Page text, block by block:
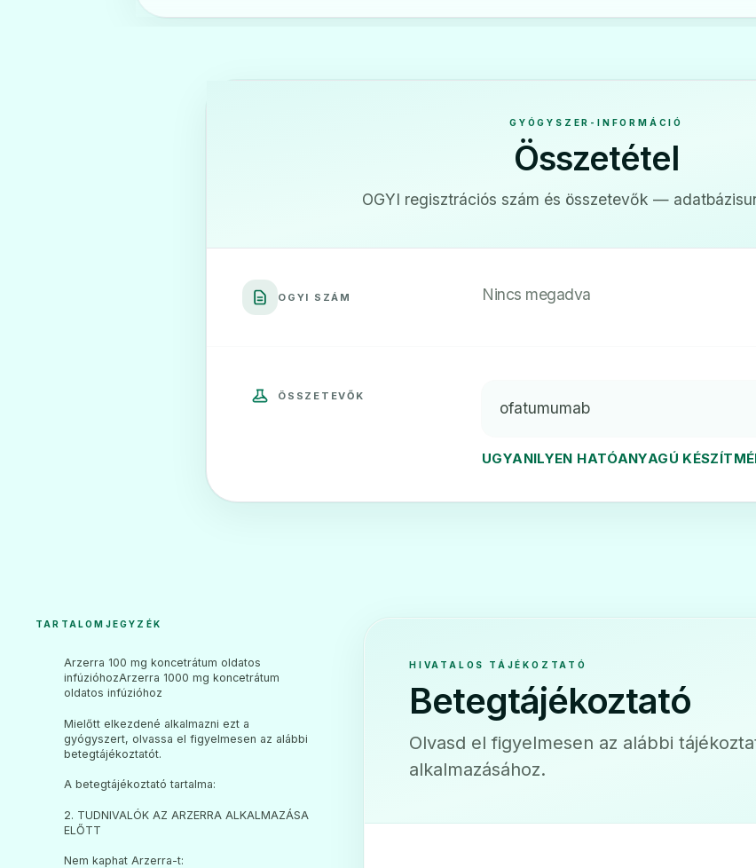
GYÓGYSZER-INFORMÁCIÓ
Összetétel
OGYI regisztrációs szám és összetevők —
OGYI SZÁM Nincs megadva
ÖSSZETEVŐK
ofatumumab
UGYANILYEN HATÓANYAGÚ
TARTALOMJEGYZÉK
Arzerra 100 mg koncetrátum oldatos
infúzióhozArzerra 1000 mg koncetrátum
oldatos infúzióhoz
Mielőtt elkezdené alkalmazni ezt a
gyógyszert, olvassa el figyelmesen az alábbi
betegtájékoztatót.
A betegtájékoztató tartalma:
2. TUDNIVALÓK AZ ARZERRA ALKALMAZÁSA
ELŐTT
Nem kaphat Arzerra-t:
HIVATALOS TÁJÉKOZTATÓ
Betegtájékoztató
Olvasd el figyelmesen az alábbi
alkalmazásához.